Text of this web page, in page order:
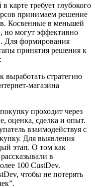
требует глубокого
принимаем решение
Косвенные в меньшей
но могут эффективно
Для формирования
принятия решения к
проходит через
оценка, сделка и опыт.
взаимодействуя с
Для выявления
этап. О том как
в
100 CustDev.
чтобы не потерять